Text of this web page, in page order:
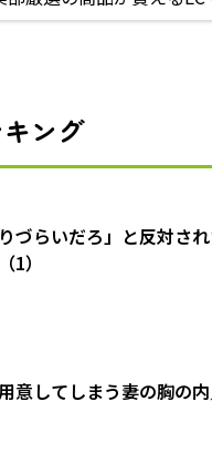
ング
づらいだろ」と反対さ
）
意してしまう妻の胸の